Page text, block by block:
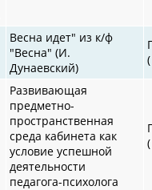
Весна идет" из к/ф
"Весна" (И.
Дунаевский)
Развивающая
предметно-
пространственная
среда кабинета как
условие успешной
деятельности
педагога-психолога